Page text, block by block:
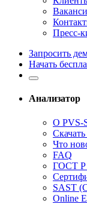
Пресс-
Запросить
Начать
Анализатор
О PVS-
Что
FAQ
ГОСТ Р
SAST
Online